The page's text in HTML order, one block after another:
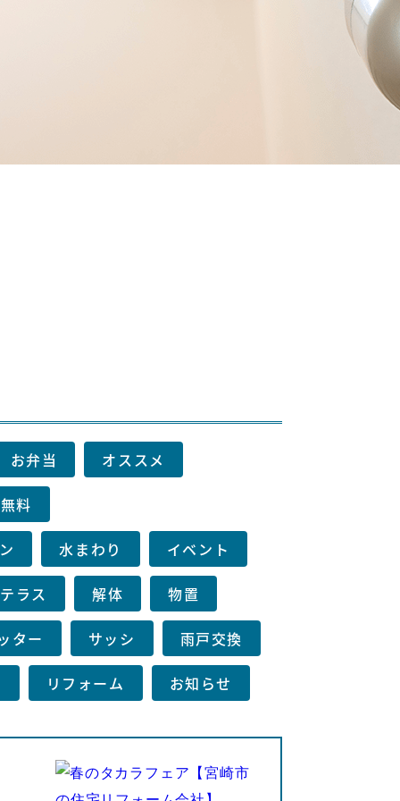
お弁当 オススメ
料
水まわり イベント
テラス 解体 物置
ター サッシ 雨戸交換
リフォーム お知らせ